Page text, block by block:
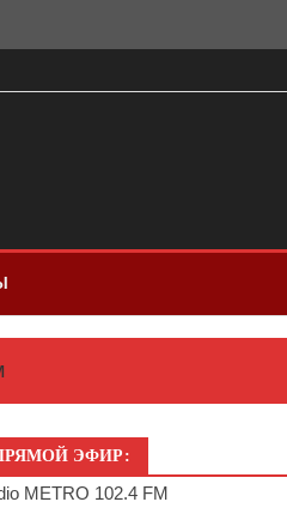
ЭФИР:
METRO 102.4 FM